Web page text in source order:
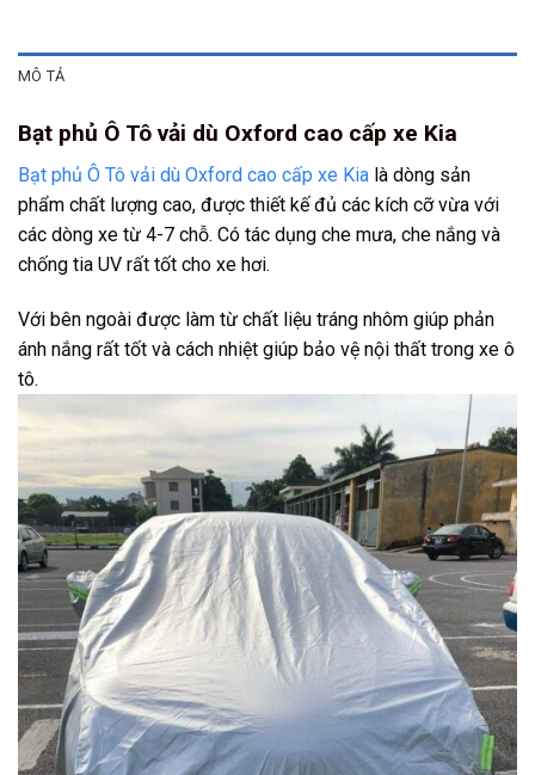
MÔ TẢ
Bạt phủ Ô Tô vải dù Oxford cao cấp xe Kia
Bạt phủ Ô Tô vải dù Oxford cao cấp xe Kia là dòng sản
phẩm chất lượng cao, được thiết kế đủ các kích cỡ vừa với
các dòng xe từ 4-7 chỗ. Có tác dụng che mưa, che nắng và
chống tia UV rất tốt cho xe hơi.
Với bên ngoài được làm từ chất liệu tráng nhôm giúp phản
ánh nắng rất tốt và cách nhiệt giúp bảo vệ nội thất trong xe ô
tô.